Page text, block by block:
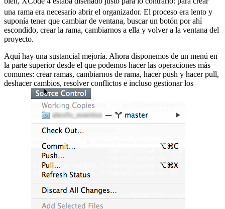
una rama era necesario abrir el organizador. El proceso era lento y
suponía tener que cambiar de ventana, buscar un botón por ahí
escondido, crear la rama, cambiarnos a ella y volver a la ventana del
proyecto.
Aquí hay una sustancial mejoría. Ahora disponemos de un menú en
la parte superior desde el que podemos hacer las operaciones más
comunes: crear ramas, cambiarnos de rama, hacer push y hacer pull,
deshacer cambios, resolver conflictos e incluso gestionar los